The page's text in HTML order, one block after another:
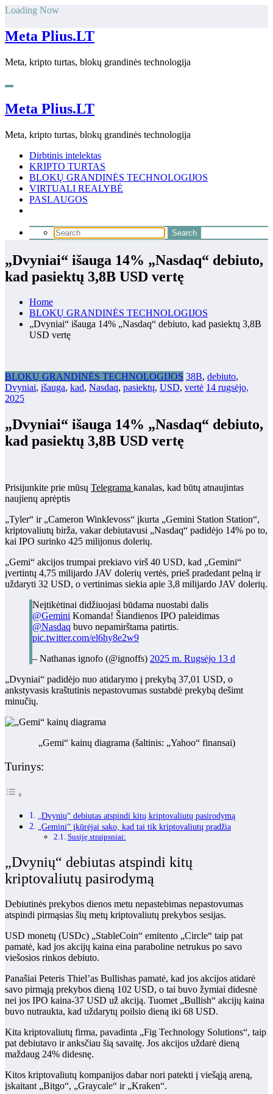
Skip
content
Loading Now
Meta Plius.LT
Meta, kripto turtas, blokų grandinės technologija
Meta Plius.LT
Meta, kripto turtas, blokų grandinės technologija
Dirbtinis intelektas
KRIPTO TURTAS
BLOKŲ GRANDINĖS TECHNOLOGIJOS
VIRTUALI REALYBĖ
PASLAUGOS
„Dvyniai“ išauga 14% „Nasdaq“ debiuto,
kad pasiektų 3,8B USD vertę
Home
BLOKŲ GRANDINĖS TECHNOLOGIJOS
„Dvyniai“ išauga 14% „Nasdaq“ debiuto, kad pasiektų 3,8B
USD vertę
BLOKŲ GRANDINĖS TECHNOLOGIJOS 38B, debiuto,
Dvyniai, išauga, kad, Nasdaq, pasiektų, USD, vertė 14 rugsėjo,
2025
„Dvyniai“ išauga 14% „Nasdaq“ debiuto,
kad pasiektų 3,8B USD vertę
Prisijunkite prie mūsų Telegrama kanalas, kad būtų atnaujintas
naujienų aprėptis
„Tyler“ ir „Cameron Winklevoss“ įkurta „Gemini Station Station“,
kriptovaliutų birža, vakar debiutavusi „Nasdaq“ padidėjo 14% po to,
kai IPO surinko 425 milijonus dolerių.
„Gemi“ akcijos trumpai prekiavo virš 40 USD, kad „Gemini“
įvertintų 4,75 milijardo JAV dolerių vertės, prieš pradedant pelną ir
uždaryti 32 USD, o vertinimas siekia apie 3,8 milijardo JAV dolerių.
Neįtikėtinai didžiuojasi būdama nuostabi dalis
@Gemini Komanda! Šiandienos IPO paleidimas
@Nasdaq buvo nepamirštama patirtis.
pic.twitter.com/el6hy8e2w9
– Nathanas ignofo (@ignoffs) 2025 m. Rugsėjo 13 d
„Dvyniai“ padidėjo nuo atidarymo į prekybą 37,01 USD, o
ankstyvasis kraštutinis nepastovumas sustabdė prekybą dešimt
minučių.
„Gemi“ kainų diagrama (šaltinis: „Yahoo“ finansai)
Turinys:
„Dvynių“ debiutas atspindi kitų kriptovaliutų pasirodymą
„Gemini“ įkūrėjai sako, kad tai tik kriptovaliutų pradžia
Susiję straipsniai:
„Dvynių“ debiutas atspindi kitų
kriptovaliutų pasirodymą
Debiutinės prekybos dienos metu nepastebimas nepastovumas
atspindi pirmąsias šių metų kriptovaliutų prekybos sesijas.
USD monetų (USDc) „StableCoin“ emitento „Circle“ taip pat
pamatė, kad jos akcijų kaina eina paraboline netrukus po savo
viešosios rinkos debiuto.
Panašiai Peteris Thiel’as Bullishas pamatė, kad jos akcijos atidarė
savo pirmąją prekybos dieną 102 USD, o tai buvo žymiai didesnė
nei jos IPO kaina-37 USD už akciją. Tuomet „Bullish“ akcijų kaina
buvo nutraukta, kad uždarytų poilsio dieną iki 68 USD.
Kita kriptovaliutų firma, pavadinta „Fig Technology Solutions“, taip
pat debiutavo ir anksčiau šią savaitę. Jos akcijos uždarė dieną
maždaug 24% didesnę.
Kitos kriptovaliutų kompanijos dabar nori patekti į viešąją areną,
įskaitant „Bitgo“, „Graycale“ ir „Kraken“.